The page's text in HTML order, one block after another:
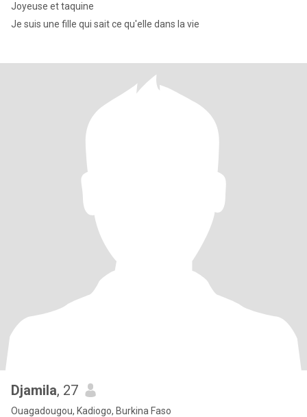
Joyeuse et taquine
Je suis une fille qui sait ce qu'elle dans la vie
Djamila, 27
Ouagadougou, Kadiogo, Burkina Faso